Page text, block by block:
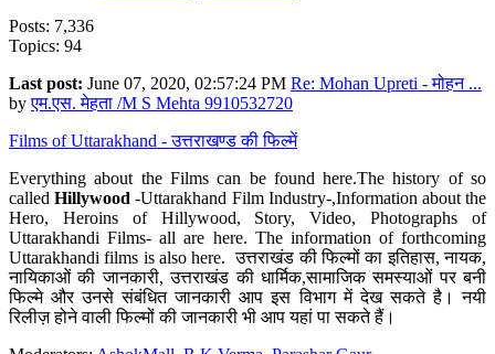
Posts: 7,336
Topics: 94
Last post: June 07, 2020, 02:57:24 PM Re: Mohan Upreti - मोहन ...
byएम.एस. मेहता /M S Mehta 9910532720
Films of Uttarakhand - उत्तराखण्ड की फिल्में
Everything about the Films can be found here.The history of so
calledHillywood-Uttarakhand Film Industry-,Information about the
Hero, Heroins of Hillywood, Story, Video, Photographs of
Uttarakhandi Films- all are here. The information of forthcoming
Uttarakhandi films is also here. उत्तराखंड की फिल्मों का इतिहास, नायक,
नायिकाओं की जानकारी, उत्तराखंड की धार्मिक,सामाजिक समस्याओं पर बनी
फिल्मे और उनसे संबंधित जानकारी आप इस विभाग में देख सकते है। नयी
रिलीज़ होने वाली फिल्मों की जानकारी भी आप यहां पा सकते हैं।